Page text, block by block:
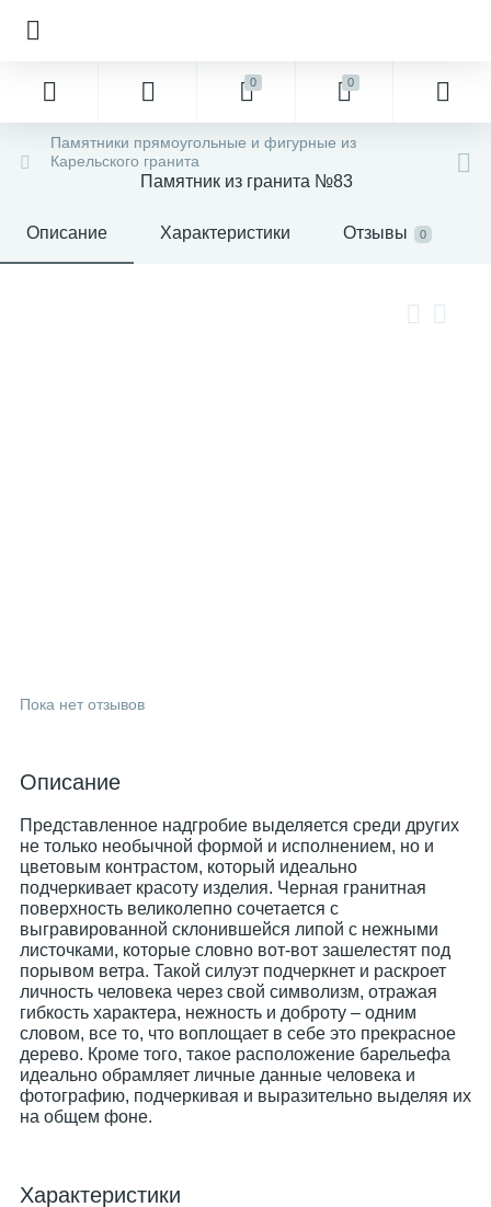
0 0
Памятники прямоугольные и фигурные из
Карельского гранита
Памятник из гранита №83
Описание Характеристики Отзывы 0
Пока нет отзывов
Описание
Представленное надгробие выделяется среди других
не только необычной формой и исполнением, но и
цветовым контрастом, который идеально
подчеркивает красоту изделия. Черная гранитная
поверхность великолепно сочетается с
выгравированной склонившейся липой с нежными
листочками, которые словно вот-вот зашелестят под
порывом ветра. Такой силуэт подчеркнет и раскроет
личность человека через свой символизм, отражая
гибкость характера, нежность и доброту – одним
словом, все то, что воплощает в себе это прекрасное
дерево. Кроме того, такое расположение барельефа
идеально обрамляет личные данные человека и
фотографию, подчеркивая и выразительно выделяя их
на общем фоне.
Характеристики